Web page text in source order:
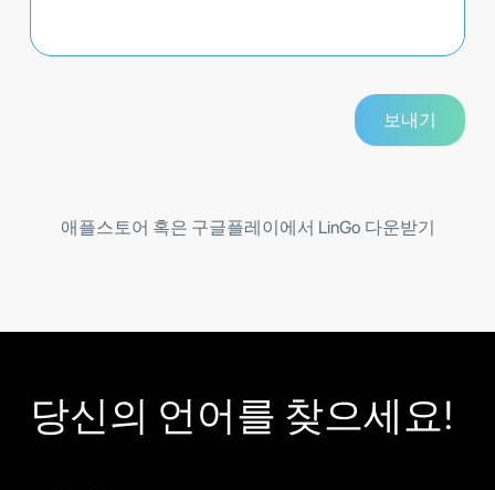
애플스토어 혹은 구글플레이에서 LinGo 다운받기
당신의 언어를 찾으세요!